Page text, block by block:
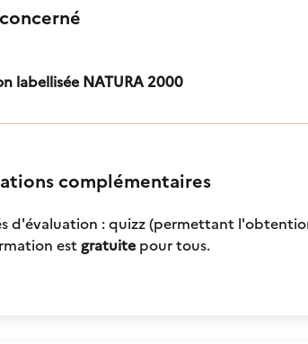
labellisée NATURA 2000
complémentaires
d'évaluation : quizz (permettant
est gratuite pour tous.